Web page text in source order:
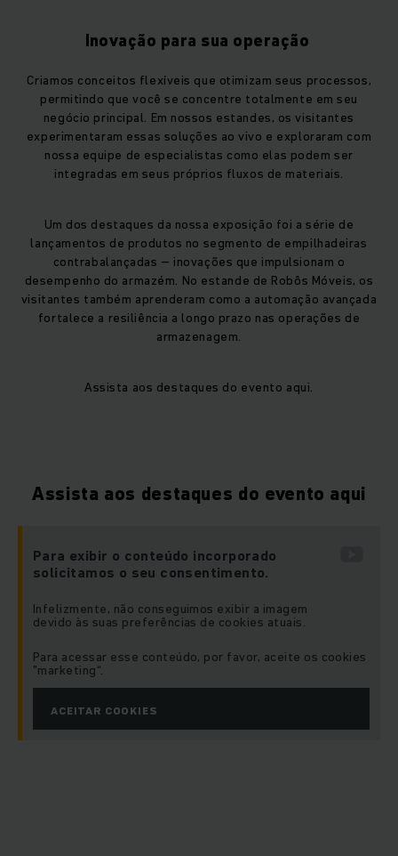
Inovação para sua operação
Criamos conceitos flexíveis que otimizam seus processos,
permitindo que você se concentre totalmente em seu
negócio principal. Em nossos estandes, os visitantes
experimentaram essas soluções ao vivo e exploraram com
nossa equipe de especialistas como elas podem ser
integradas em seus próprios fluxos de materiais.
Um dos destaques da nossa exposição foi a série de
lançamentos de produtos no segmento de empilhadeiras
contrabalançadas – inovações que impulsionam o
desempenho do armazém. No estande de Robôs Móveis, os
visitantes também aprenderam como a automação avançada
fortalece a resiliência a longo prazo nas operações de
armazenagem.
Assista aos destaques do evento aqui.
Assista aos destaques do evento aqui
Para exibir o conteúdo incorporado
solicitamos o seu consentimento.
Infelizmente, não conseguimos exibir a imagem
devido às suas preferências de cookies atuais.
Para acessar esse conteúdo, por favor, aceite os cookies
"marketing“.
ACEITAR COOKIES